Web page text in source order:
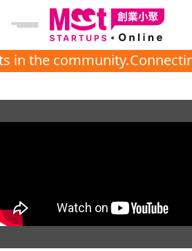
in the community.